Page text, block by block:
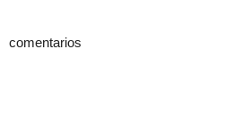
comentarios